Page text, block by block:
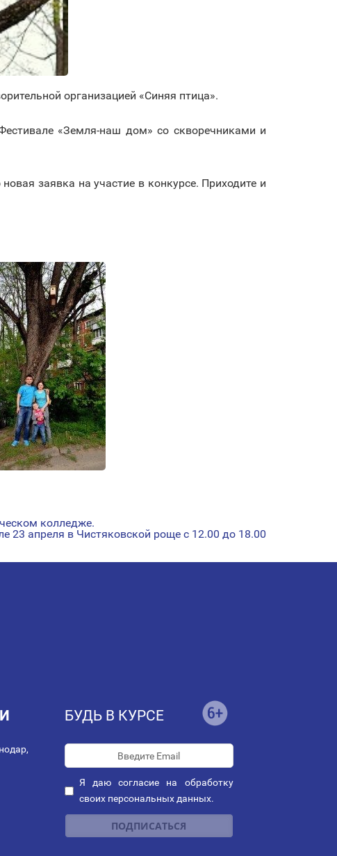
организацией «Синяя птица».
«Земля-наш дом» со скворечниками и
заявка на участие в конкурсе. Приходите и
колледже.
23 апреля в Чистяковской роще с 12.00 до 18.00
БУДЬ В КУРСЕ
Я даюсогласие на обработку
своих персональных данных.